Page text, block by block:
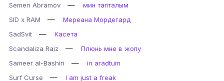
Semen Abramov —
мин тапталым
SID x RAM
—
Мереана Мордегард
SadSvit
—
Касета
Scandaliza Raiz
—
Плюнь мне в жопу
Sameer al-Bashiri
—
in aradtum
Surf Curse
—
I am just a freak